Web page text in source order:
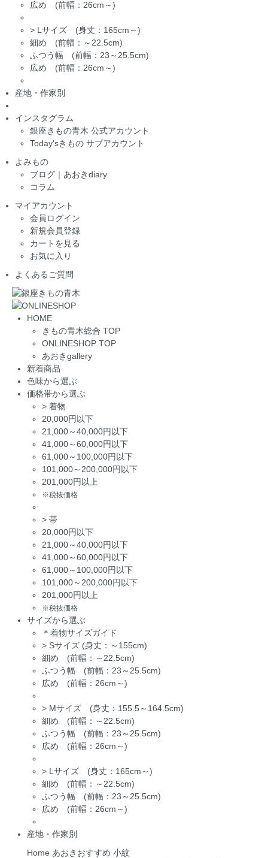
広め (前幅：26cm～)
> Lサイズ (身丈：165cm～)
細め (前幅：～22.5cm)
ふつう幅 (前幅：23～25.5cm)
広め (前幅：26cm～)
産地・作家別
インスタグラム
銀座きもの青木 公式アカウント
Today'sきもの サブアカウント
よみもの
ブログ｜あおきdiary
コラム
マイアカウント
会員ログイン
新規会員登録
カートを見る
お気に入り
よくあるご質問
HOME
きもの青木総合 TOP
ONLINESHOP TOP
あおきgallery
新着商品
色味から選ぶ
価格帯から選ぶ
> 着物
20,000円以下
21,000～40,000円以下
41,000～60,000円以下
61,000～100,000円以下
101,000～200,000円以下
201,000円以上
※税抜価格
> 帯
20,000円以下
21,000～40,000円以下
41,000～60,000円以下
61,000～100,000円以下
101,000～200,000円以下
201,000円以上
※税抜価格
サイズから選ぶ
＊着物サイズガイド
> Sサイズ (身丈：～155cm)
細め (前幅：～22.5cm)
ふつう幅 (前幅：23～25.5cm)
広め (前幅：26cm～)
> Mサイズ (身丈：155.5～164.5cm)
細め (前幅：～22.5cm)
ふつう幅 (前幅：23～25.5cm)
広め (前幅：26cm～)
> Lサイズ (身丈：165cm～)
細め (前幅：～22.5cm)
ふつう幅 (前幅：23～25.5cm)
広め (前幅：26cm～)
産地・作家別
Home あおきおすすめ 小紋